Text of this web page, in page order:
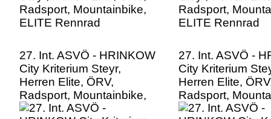
27. Int. ASVÖ - HRINKOW
City Kriterium Steyr,
Herren Elite, ÖRV,
Radsport, Mountainbike,
ELITE Rennrad
27. Int. ASVÖ -
City Kriterium
Herren Elite,
Radsport,
ELITE Rennrad